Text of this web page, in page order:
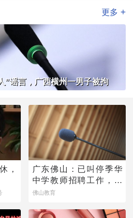
更多 +
”谣言，广西横州一男子被拘
，
广东佛山：已叫停季华
中学教师招聘工作，开
展全面核查
佛山教育